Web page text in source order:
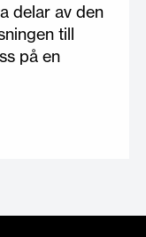
delar av den
till
på en